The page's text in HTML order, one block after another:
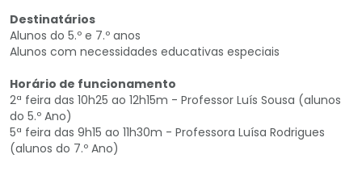
Destinatários
Alunos do 5.º e 7.º anos
Alunos com necessidades educativas especiais
Horário de funcionamento
2ª feira das 10h25 ao 12h15m - Professor Luís Sousa (alunos
do 5.º Ano)
5ª feira das 9h15 ao 11h30m - Professora Luísa Rodrigues
(alunos do 7.º Ano)